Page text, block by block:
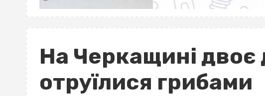
На Черкащині двоє
отруїлися грибами